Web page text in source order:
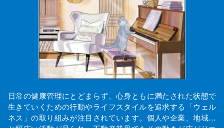
日常の健康管理にとどまらず、心身ともに満たされた状態で
生きていくための行動やライフスタイルを追求する「ウェル
ネス」の取り組みが注目されています。個人や企業、地域…